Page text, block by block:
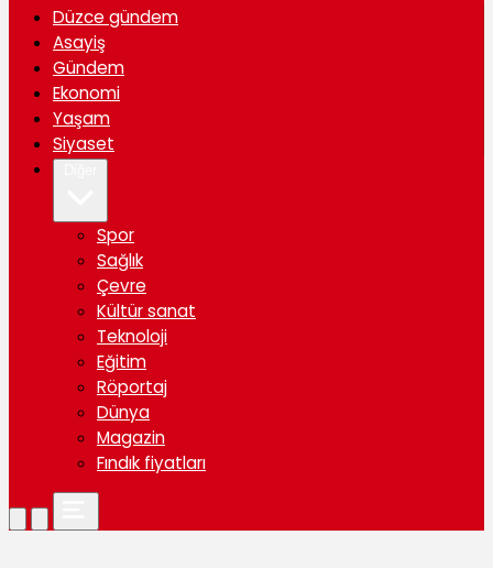
Düzce gündem
Asayiş
Gündem
Ekonomi
Yaşam
Siyaset
Spor
Sağlık
Çevre
Kültür sanat
Teknoloji
Eğitim
Röportaj
Dünya
Magazin
Fındık fiyatları